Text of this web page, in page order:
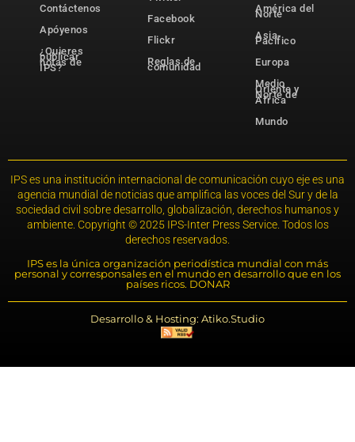
Contáctenos
Apóyenos
¿Quieres
publicar
notas de
IPS?
Facebook
Flickr
Reglas de
comunidad
América del
Norte
Asia-
Pacífico
Europa
Medio
Oriente y
Norte de
África
Mundo
IPS es una institución internacional de comunicación cuyo eje es una
agencia mundial de noticias que amplifica las voces del Sur y de la
sociedad civil sobre desarrollo, globalización, derechos humanos y
ambiente. Copyright © 2025 IPS-Inter Press Service. Todos los
derechos reservados.
IPS es la única organización periodística mundial con más
personal y corresponsales en el mundo en desarrollo que en los
países ricos. DONAR
Desarrollo & Hosting: Atiko.Studio